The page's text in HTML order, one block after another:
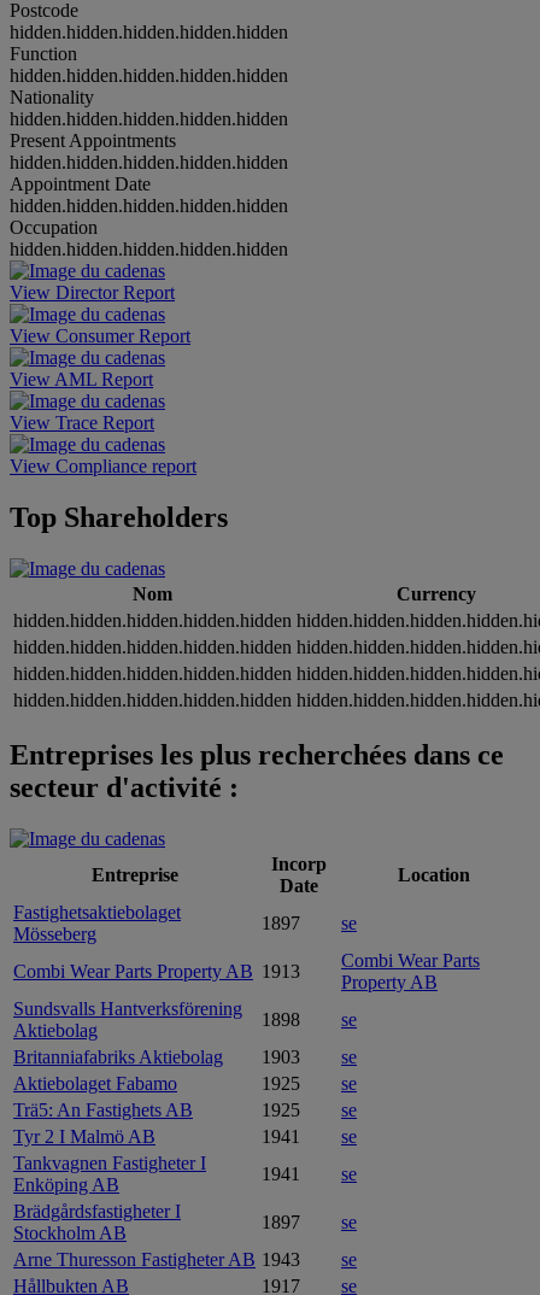
Postcode
hidden.hidden.hidden.hidden.hidden
Function
hidden.hidden.hidden.hidden.hidden
Nationality
hidden.hidden.hidden.hidden.hidden
Present Appointments
hidden.hidden.hidden.hidden.hidden
Appointment Date
hidden.hidden.hidden.hidden.hidden
Occupation
hidden.hidden.hidden.hidden.hidden
View Director Report
View Consumer Report
View AML Report
View Trace Report
View Compliance report
Top Shareholders
Nom
Currency
hidden.hidden.hidden.hidden.hidden
hidden.hidden.hidden.hidden.hidden
hidden.hidden.hidden.hidden.hidden
hidden.hidden.hidden.hidden.hidden
Entreprises les plus recherchées dans ce
secteur d'activité :
Entreprise
Incorp
Date
Location
Fastighetsaktiebolaget
Mösseberg
1897 se
Combi Wear Parts Property AB 1913
Combi Wear Parts
Property AB
Sundsvalls Hantverksförening
Aktiebolag
1898
se
Britanniafabriks Aktiebolag
1903
se
Aktiebolaget Fabamo
1925
se
Trä5: An Fastighets AB
1925
se
Tyr 2 I Malmö AB
1941
se
Tankvagnen Fastigheter I
Enköping AB
1941
se
Brädgårdsfastigheter I
Stockholm AB
1897
se
Arne Thuresson Fastigheter AB 1943
se
Hållbukten AB
1917
se